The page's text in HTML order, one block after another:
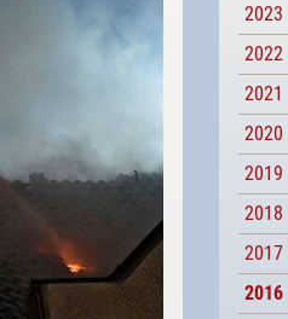
2023
2022
2021
2020
2019
2018
2017
2016